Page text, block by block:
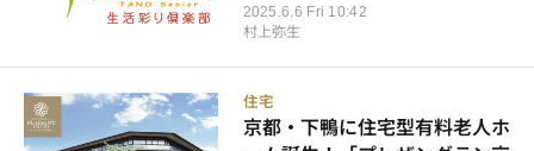
2025.6.6 Fri 10:42
村上弥生
住宅
京都・下鴨に住宅型有料老人ホ